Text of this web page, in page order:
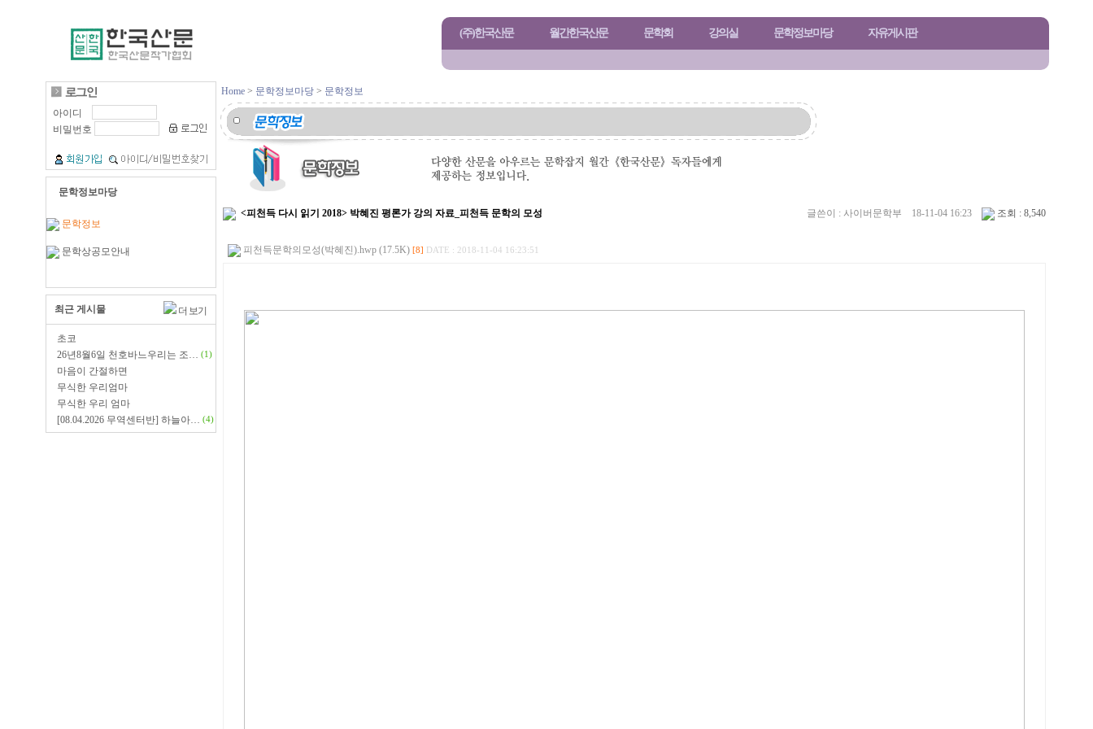
(주)한국산문 월간한국산문 문학회 강의실 문학정보마당 자유게시판
아이디
비밀번호
문학정보마당
문학정보
문학상공모안내
최근 게시물 더 보기
초코
26년8월6일 천호바느우리는 조… (1)
마음이 간절하면
무식한 우리엄마
무식한 우리 엄마
[08.04.2026 무역센터반] 하늘아… (4)
Home > 문학정보마당 > 문학정보
<피천득 다시 읽기 2018> 박혜진 평론가 강의 자료_피천득 문학의 모성 글쓴이 : 사이버문학부 18-11-04 16:23 조회 : 8,540
피천득문학의모성(박혜진).hwp (17.5K) [8] DATE : 2018-11-04 16:23:51